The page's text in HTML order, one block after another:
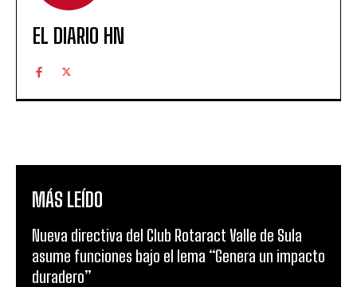
EL DIARIO HN
MÁS LEÍDO
Nueva directiva del Club Rotaract Valle de Sula
asume funciones bajo el lema “Genera un impacto
duradero”